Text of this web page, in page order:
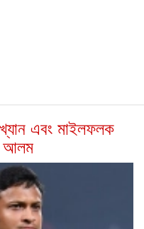
এবং মাইলফলক
আলম